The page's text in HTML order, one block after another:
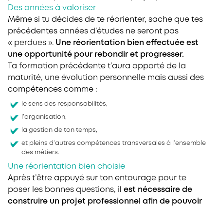
Des années à valoriser
Même si tu décides de te réorienter, sache que tes
précédentes années d’études ne seront pas
« perdues ». Une réorientation bien effectuée est
une opportunité pour rebondir et progresser.
Ta formation précédente t’aura apporté de la
maturité, une évolution personnelle mais aussi des
compétences comme :
le sens des responsabilités,
l’organisation,
la gestion de ton temps,
et pleins d’autres compétences transversales à l’ensemble
des métiers.
Une réorientation bien choisie
Après t’être appuyé sur ton entourage pour te
poser les bonnes questions, i l est nécessaire de
construire un projet professionnel afin de pouvoir